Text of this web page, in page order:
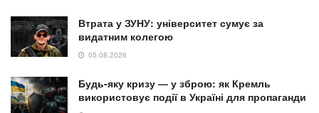
Втрата у ЗУНУ: університет сумує за
видатним колегою
05.08.2026
Будь-яку кризу — у зброю: як Кремль
використовує події в Україні для пропаганди